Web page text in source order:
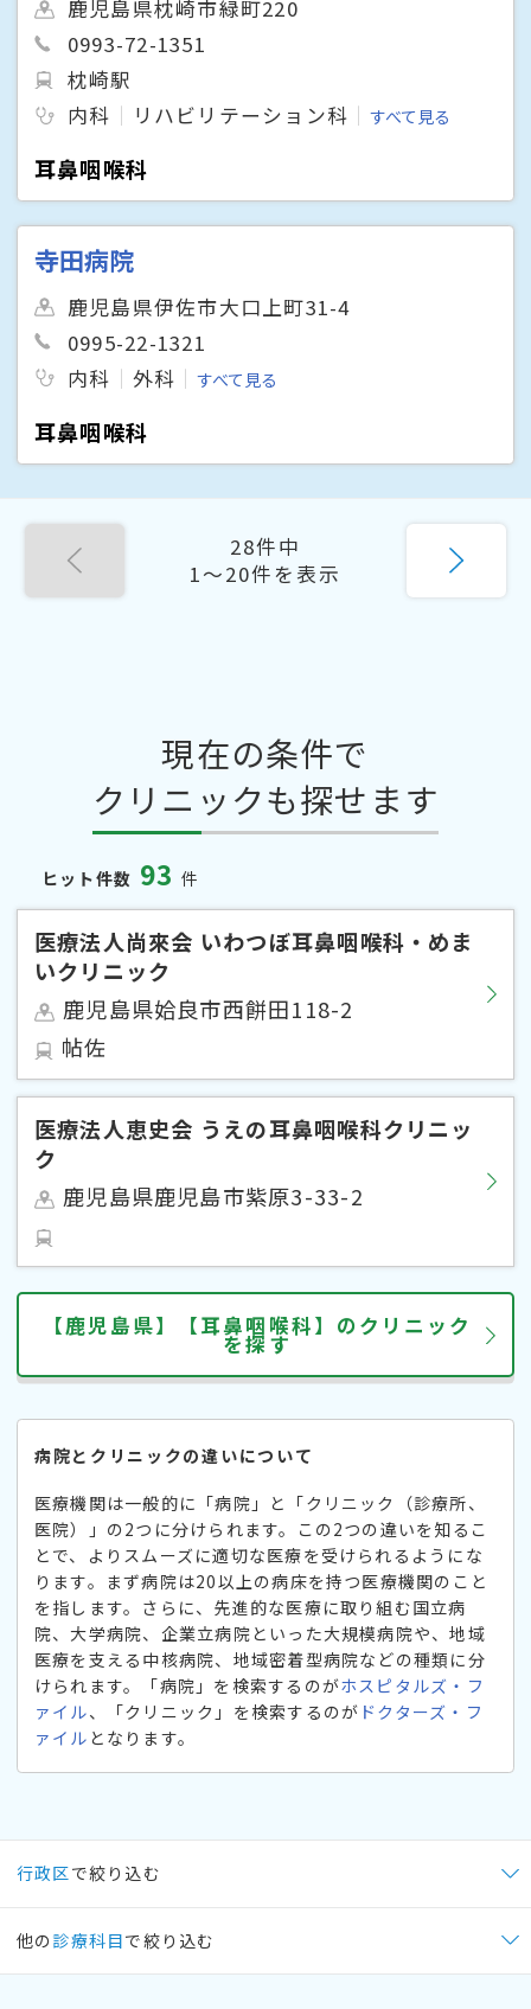
鹿児島県枕崎市緑町220
0993-72-1351
枕崎駅
内科
リハビリテーション科 すべて見る
耳鼻咽喉科
寺田病院
鹿児島県伊佐市大口上町31-4
0995-22-1321
内科
外科 すべて見る
耳鼻咽喉科
28件中
1〜20件を表示
現在の条件で
クリニックも探せます
ヒット件数 93 件
医療法人尚來会 いわつぼ耳鼻咽喉科・めま
いクリニック
鹿児島県姶良市西餅田118-2
帖佐
医療法人恵史会 うえの耳鼻咽喉科クリニッ
ク
鹿児島県鹿児島市紫原3-33-2
【鹿児島県】【耳鼻咽喉科】のクリニック
を探す
病院とクリニックの違いについて
医療機関は一般的に「病院」と「クリニック（診療所、
医院）」の2つに分けられます。この2つの違いを知るこ
とで、よりスムーズに適切な医療を受けられるようにな
ります。まず病院は20以上の病床を持つ医療機関のこと
を指します。さらに、先進的な医療に取り組む国立病
院、大学病院、企業立病院といった大規模病院や、地域
医療を支える中核病院、地域密着型病院などの種類に分
けられます。「病院」を検索するのがホスピタルズ・フ
ァイル、「クリニック」を検索するのが ドクターズ・フ
ァイル となります。
行政区で絞り込む
他の 診療科目で絞り込む